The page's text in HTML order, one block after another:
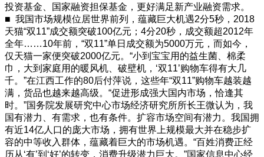
投资基金、国家融资担保基金，更好满足新产业融资需求。
■ 我国市场规模位居世界前列，蕴藏巨大机遇2分5秒，2018
天猫“双11”成交额突破100亿元；4分20秒，成交额超2012年
全年……10年前，“双11”单日成交额为5000万元，而如今，
仅天猫一家便突破2000亿元。“小到宝宝用的益生菌、棉柔
巾，大到家庭用的暖风机、破壁机，‘双11’购物车得有大几
千。”在江西工作的80后付萍说，这些年“双11”购物车越装越
满，货品也越来越高级。“促进形成强大国内市场，恰逢其
时。”国务院发展研究中心市场经济研究所所长王微认为，我
国有潜力、有需求，也有条件。扩容市场空间有潜力。我国拥
有近14亿人口的庞大市场，拥有世界上规模最大并在稳步扩
容的中等收入群体，蕴藏着巨大的市场机遇。“百姓消费正经
历从‘有’到‘好’的转变，消费升级潜力巨大。”国家信息中心经